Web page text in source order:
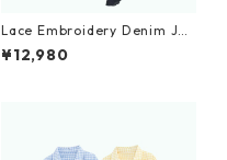
Lace Embroidery Denim Jac
ket D0063
¥12,980